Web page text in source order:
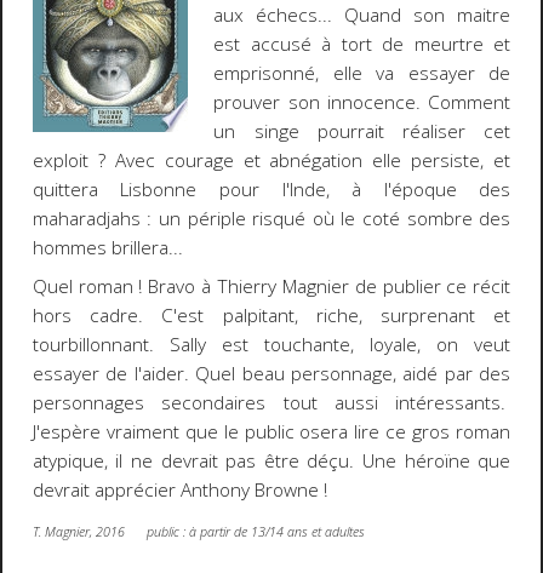
aux échecs... Quand son maitre
est accusé à tort de meurtre et
emprisonné, elle va essayer de
prouver son innocence. Comment
un singe pourrait réaliser cet
exploit ? Avec courage et abnégation elle persiste, et
quittera Lisbonne pour l'Inde, à l'époque des
maharadjahs : un périple risqué où le coté sombre des
hommes brillera...
Quel roman ! Bravo à Thierry Magnier de publier ce récit
hors cadre. C'est palpitant, riche, surprenant et
tourbillonnant. Sally est touchante, loyale, on veut
essayer de l'aider. Quel beau personnage, aidé par des
personnages secondaires tout aussi intéressants.
J'espère vraiment que le public osera lire ce gros roman
atypique, il ne devrait pas être déçu. Une héroïne que
devrait apprécier Anthony Browne !
T. Magnier, 2016 public : à partir de 13/14 ans et adultes